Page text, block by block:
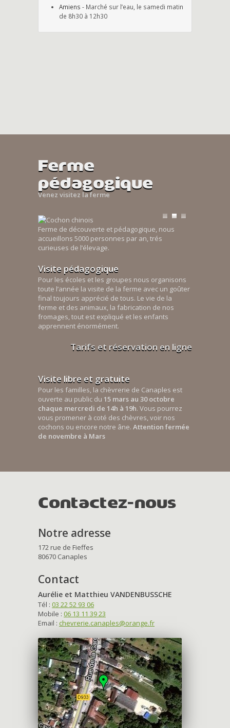
Amiens - Marché sur l’eau, le samedi matin
de 8h30 à 12h30
Ferme
pédagogique
Venez visitez la ferme
Ferme de découverte et pédagogique, nous
accueillons 5000 personnes par an, trés
curieuses de l’élevage.
Visite pédagogique
Pour les écoles et les groupes nous organisons
toute l’année la visite de la ferme avec un goûter
final toujours apprécié de tous. Le vie de la
ferme et des animaux, la fabrication de nos
fromages, tout est expliqué et les enfants
apprennent énormément.
Tarifs et réservation en ligne
Visite libre et gratuite
Pour les familles, la chèvrerie de Canaples est
ouverte au public du 15 mars au 30 octobre
chaque mercredi de 14h à 19h. Vous pourrez
vous promener à coté des chèvres, voir nos
cochons ou encore notre âne. Attention fermée
de novembre à Mars
Contactez-nous
Notre adresse
172 rue de Fieffes
80670 Canaples
Contact
Aurélie et Matthieu VANDENBUSSCHE
Tél : 03 22 52 93 06
Mobile : 06 13 11 39 23
Email : chevrerie.canaples@orange.fr